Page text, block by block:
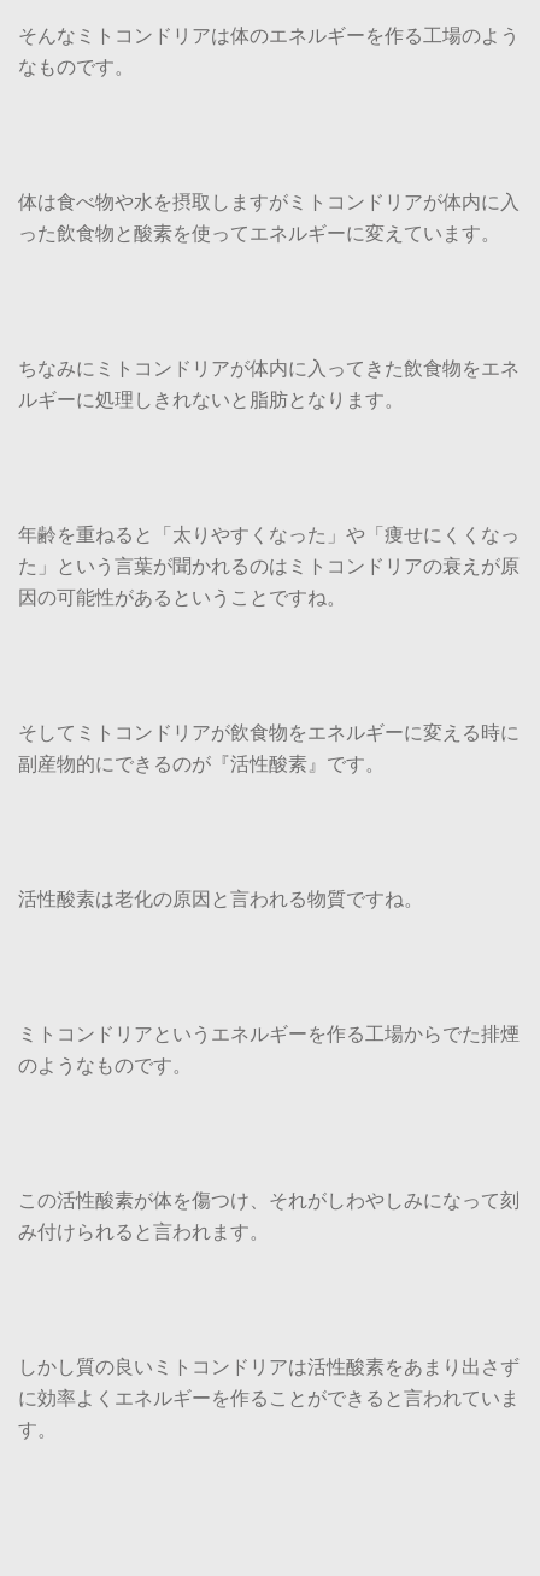
そんなミトコンドリアは体のエネルギーを作る工場のよう
なものです。
体は食べ物や水を摂取しますがミトコンドリアが体内に入
った飲食物と酸素を使ってエネルギーに変えています。
ちなみにミトコンドリアが体内に入ってきた飲食物をエネ
ルギーに処理しきれないと脂肪となります。
年齢を重ねると「太りやすくなった」や「痩せにくくなっ
た」という言葉が聞かれるのはミトコンドリアの衰えが原
因の可能性があるということですね。
そしてミトコンドリアが飲食物をエネルギーに変える時に
副産物的にできるのが『活性酸素』です。
活性酸素は老化の原因と言われる物質ですね。
ミトコンドリアというエネルギーを作る工場からでた排煙
のようなものです。
この活性酸素が体を傷つけ、それがしわやしみになって刻
み付けられると言われます。
しかし質の良いミトコンドリアは活性酸素をあまり出さず
に効率よくエネルギーを作ることができると言われていま
す。